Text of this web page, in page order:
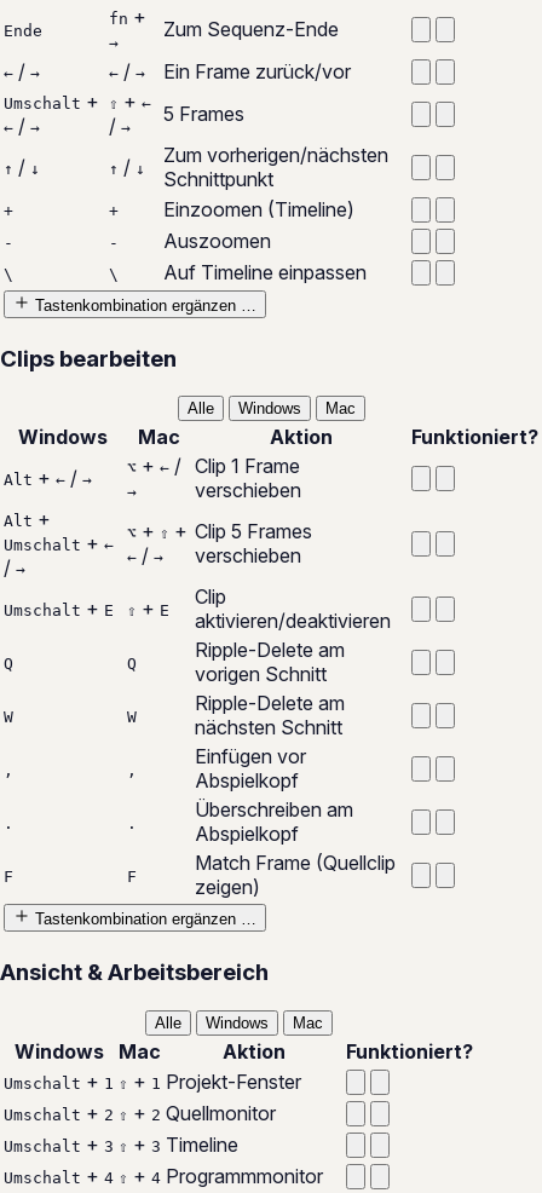
Ende
fn +
→
Zum Sequenz-Ende
← / → ← / → Ein Frame zurück/vor
Umschalt +
← / →
⇧ + ←
/ →
5 Frames
↑ / ↓ ↑ / ↓
Zum vorherigen/nächsten
Schnittpunkt
+ + Einzoomen (Timeline)
- - Auszoomen
\ \ Auf Timeline einpassen
Tastenkombination ergänzen …
Clips bearbeiten
Alle Windows Mac
Windows Mac Aktion Funktioniert?
Alt + ← / →
⌥ + ← /
→
Clip 1 Frame
verschieben
Alt +
Umschalt + ←
/ →
⌥ + ⇧ +
← / →
Clip 5 Frames
verschieben
Umschalt + E ⇧ + E
Clip
aktivieren/deaktivieren
Q Q
Ripple-Delete am
vorigen Schnitt
W W
Ripple-Delete am
nächsten Schnitt
, ,
Einfügen vor
Abspielkopf
. .
Überschreiben am
Abspielkopf
F F
Match Frame (Quellclip
zeigen)
Tastenkombination ergänzen …
Ansicht & Arbeitsbereich
Alle Windows Mac
Windows Mac Aktion Funktioniert?
Umschalt + 1 ⇧ + 1 Projekt-Fenster
Umschalt + 2 ⇧ + 2 Quellmonitor
Umschalt + 3 ⇧ + 3 Timeline
Umschalt + 4 ⇧ + 4 Programmmonitor